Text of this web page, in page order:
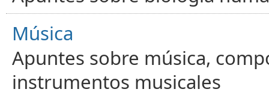
Música
Apuntes sobre música,
instrumentos musicales